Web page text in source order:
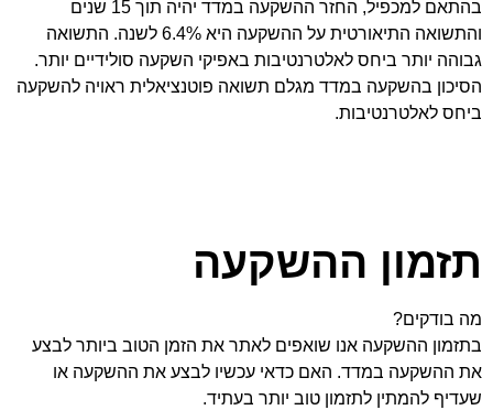
בהתאם למכפיל, החזר ההשקעה במדד יהיה תוך 15 שנים
והתשואה התיאורטית על ההשקעה היא 6.4% לשנה. התשואה
גבוהה יותר ביחס לאלטרנטיבות באפיקי השקעה סולידיים יותר.
הסיכון בהשקעה במדד מגלם תשואה פוטנציאלית ראויה להשקעה
ביחס לאלטרנטיבות.
תזמון ההשקעה
מה בודקים?
בתזמון ההשקעה אנו שואפים לאתר את הזמן הטוב ביותר לבצע
את ההשקעה במדד. האם כדאי עכשיו לבצע את ההשקעה או
שעדיף להמתין לתזמון טוב יותר בעתיד.